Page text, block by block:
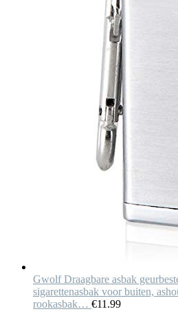
Gwolf Draagbare asbak
sigarettenasbak voor buiten,
rookasbak… €11.99